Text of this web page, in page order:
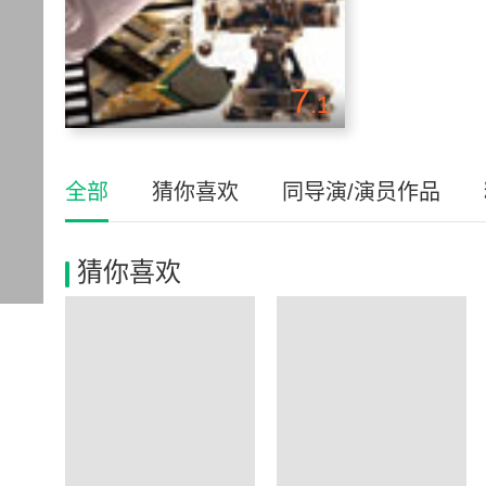
7.1
全部 猜你喜欢 同导演/演员作品
猜你喜欢